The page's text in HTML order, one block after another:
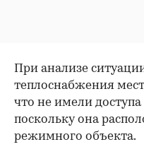
При анализе
теплоснабжения
что не имели
поскольку она
режимного объекта.